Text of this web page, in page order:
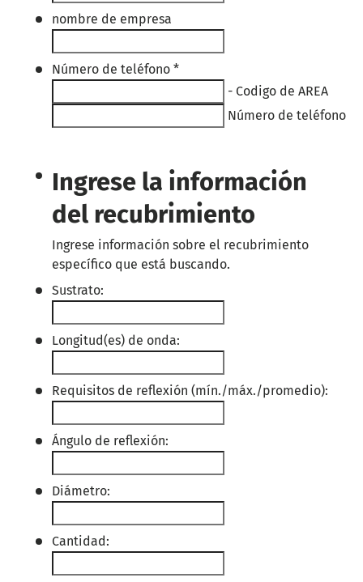
nombre de empresa
Número de teléfono *
- Codigo de AREA
Número de teléfono
Ingrese la información
del recubrimiento
Ingrese información sobre el recubrimiento
específico que está buscando.
Sustrato:
Longitud(es) de onda:
Requisitos de reflexión (mín./máx./promedio):
Ángulo de reflexión:
Diámetro:
Cantidad: